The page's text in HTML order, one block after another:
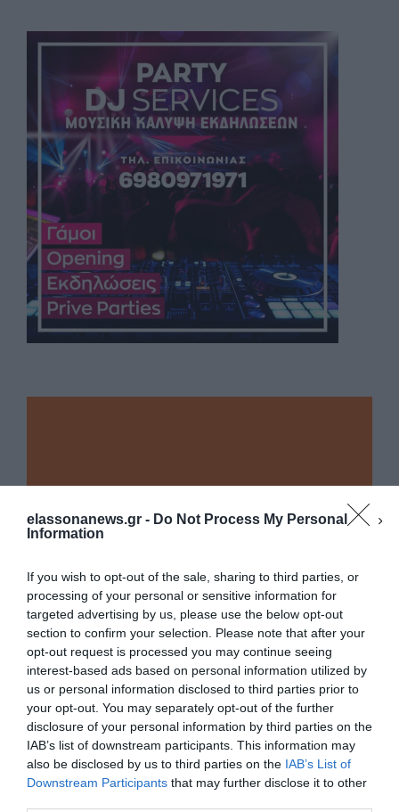
elassonanews.gr - Do Not Process My Personal
Information
If you wish to opt-out of the sale, sharing to third parties, or
processing of your personal or sensitive information for
targeted advertising by us, please use the below opt-out
section to confirm your selection. Please note that after your
opt-out request is processed you may continue seeing
interest-based ads based on personal information utilized by
us or personal information disclosed to third parties prior to
your opt-out. You may separately opt-out of the further
disclosure of your personal information by third parties on the
IAB’s list of downstream participants. This information may
also be disclosed by us to third parties on the IAB’s List of
Downstream Participants that may further disclose it to other
Διαχείριση Συγκατάθεσης
Για να παρέχουμε την καλύτερη εμπειρία, χρησιμοποιούμε τεχνολογίες όπως
cookies για την αποθήκευση ή/και την πρόσβαση σε πληροφορίες συσκευών.
Η συγκατάθεση για τις εν λόγω τεχνολογίες θα μας επιτρέψει να
επεξεργαστούμε δεδομένα προσωπικού χαρακτήρα, όπως συμπεριφορά